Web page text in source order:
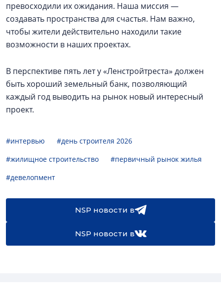
превосходили их ожидания. Наша миссия —
создавать пространства для счастья. Нам важно,
чтобы жители действительно находили такие
возможности в наших проектах.
В перспективе пять лет у «Ленстройтреста» должен
быть хороший земельный банк, позволяющий
каждый год выводить на рынок новый интересный
проект.
#интервью
#день строителя 2026
#жилищное строительство
#первичный рынок жилья
#девелопмент
NSP новости в
NSP новости в